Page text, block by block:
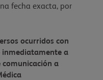
fecha exacta, por
ocurridos con
inmediatamente a
comunicación a